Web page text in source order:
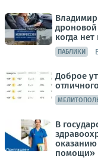
Владимир
дроновой
когда
ПАБЛИКИ
Доброе
В
оказанию
помощи»